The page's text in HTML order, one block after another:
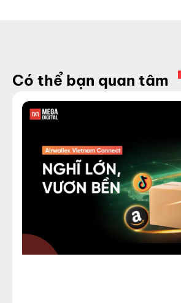
Có thể bạn quan tâm